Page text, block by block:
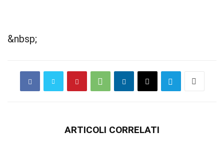
&nbsp;
ARTICOLI CORRELATI